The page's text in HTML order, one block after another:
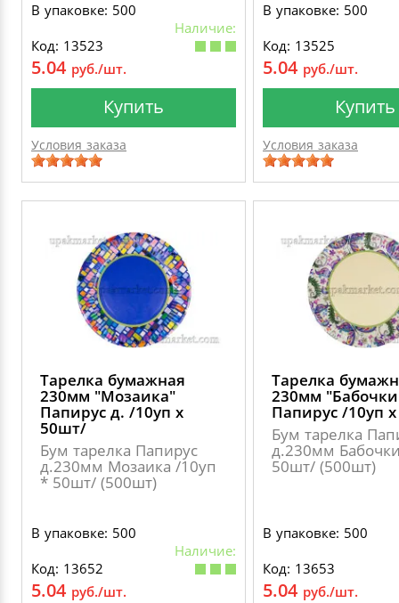
В упаковке: 500
Наличие:
Код: 13523
5.04 руб./шт.
Купить
Условия заказа
В упаковке: 500
Код: 13525
5.04 руб./шт.
Купить
Условия заказа
Тарелка бумажная
230мм "Мозаика"
Папирус д. /10уп х
50шт/
Бум тарелка Папирус
д.230мм Мозаика /10уп
* 50шт/ (500шт)
В упаковке: 500
Наличие:
Код: 13652
5.04 руб./шт.
Тарелка
230мм
Папирус /10уп
Бум тарелка
д.230мм
50шт/ (500шт)
В упаковке: 500
Код: 13653
5.04 руб./шт.